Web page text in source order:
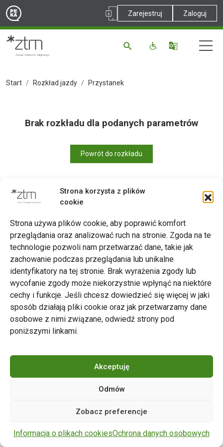
Strona korzysta z plików
cookie
Strona używa plików cookie, aby poprawić komfort
przeglądania oraz analizować ruch na stronie. Zgoda na te
technologie pozwoli nam przetwarzać dane, takie jak
zachowanie podczas przeglądania lub unikalne
identyfikatory na tej stronie. Brak wyrażenia zgody lub
wycofanie zgody może niekorzystnie wpłynąć na niektóre
cechy i funkcje. Jeśli chcesz dowiedzieć się więcej w jaki
sposób działają pliki cookie oraz jak przetwarzamy dane
osobowe z nimi związane, odwiedź strony pod
poniższymi linkami.
Akceptuję
Odmów
Zobacz preferencje
Informacja o plikach cookiesOchrona danych osobowych
Zarejestruj Zaloguj
Start Rozkład jazdy Przystanek
Brak rozkładu dla podanych parametrów
Powrót do rozkładu
Zarząd Transportu Miejskiego w Poznaniu
Napisz do nas
tel. 61 646 33 44
ul. Matejki 59, 60-770 Poznań
zastrzeżone.